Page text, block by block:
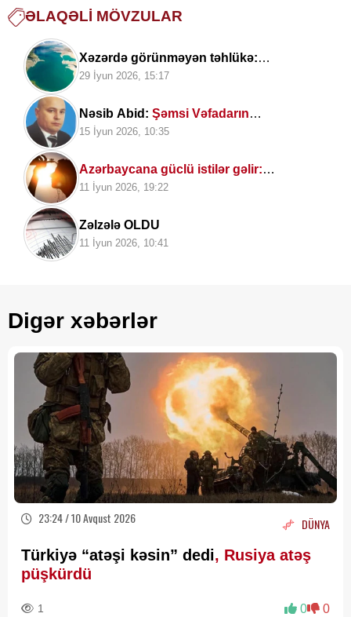
ƏLAQƏLI MÖVZULAR
Xəzərdə görünməyən təhlükə:
Mütəxəssislərdən vacib xəbərdarlıq
29 İyun 2026, 15:17
Nəsib Abid: Şəmsi Vəfadarın
poeziyasında həyat fəlsəfəsi
15 İyun 2026, 10:35
Azərbaycana güclü istilər gəlir:
Temperatur 40 dərəcəyə çatacaq
11 İyun 2026, 19:22
Zəlzələ OLDU
11 İyun 2026, 10:41
Digər xəbərlər
23:24 / 10 Avqust 2026 DÜNYA
Türkiyə “atəşi kəsin” dedi, Rusiya atəş
püşkürdü
1 0 0